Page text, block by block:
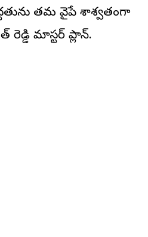
తమ వైపే శాశ్వతంగా
మాస్టర్ ప్లాన్.